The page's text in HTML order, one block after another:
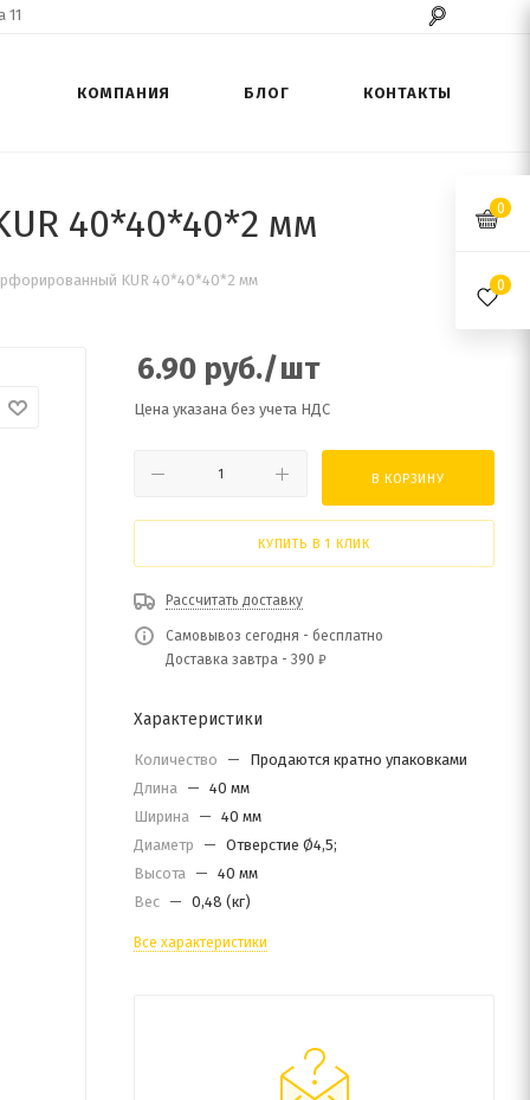
11
КОМПАНИЯ БЛОГ КОНТАКТЫ
40*40*40*2 мм
KUR 40*40*40*2 мм
6.90 руб./шт
Цена указана без учета НДС
В КОРЗИНУ
КУПИТЬ В 1 КЛИК
Рассчитать доставку
Самовывоз сегодня - бесплатно
Доставка завтра - 390 ₽
Характеристики
Количество —
Продаются кратно упаковками
Длина — 40 мм
Ширина — 40 мм
Диаметр
— Отверстие Ø4,5;
Высота — 40 мм
Вес — 0,48 (кг)
Все характеристики
0
0